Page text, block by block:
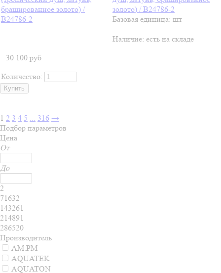
золото) / B24786-2
Базовая единица: шт
Наличие: есть на складе
30 100 руб
Количество:
1 2 3 4 5 ... 316 →
Подбор параметров
Цена
От
До
2
71632
143261
214891
286520
Производитель
AM.PM
AQUATEK
AQUATON